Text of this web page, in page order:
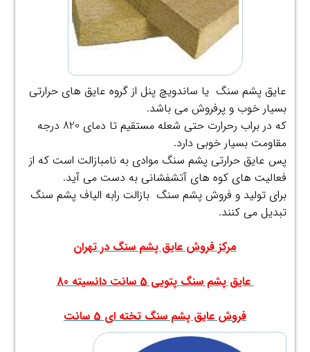
عایق پشم سنگ یا ساندویچ پنل از گروه عایق های حرارتی
بسیار خوب و پرفروش می باشد.
که در براب رحرارت حتی شعله مستقیم تا دمای 820 درجه
مقاومت بسیار خوبی دارد.
پس عایق حرارتی پشم سنگ موادی به نامبازالت است که از
فعالیت های کوه های آتشفشانی به دست می آید.
برای تولید و فروش پشم سنگ بازالت رابه الیاف پشم سنگ
تبدیل می کنند.
مرکز فروش عایق پشم سنگ در تهران
عایق پشم سنگ پتویی 5 سانت دانسیته 80
فروش عایق پشم سنگ تخته ای 5 سانت